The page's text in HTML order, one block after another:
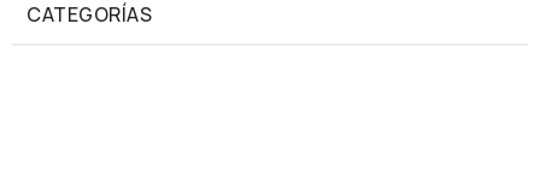
CATEGORÍAS